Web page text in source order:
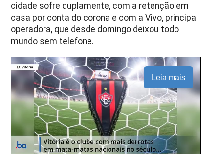
cidade sofre duplamente, com a retenção em
casa por conta do corona e com a Vivo, principal
operadora, que desde domingo deixou todo
mundo sem telefone.
Leia mais